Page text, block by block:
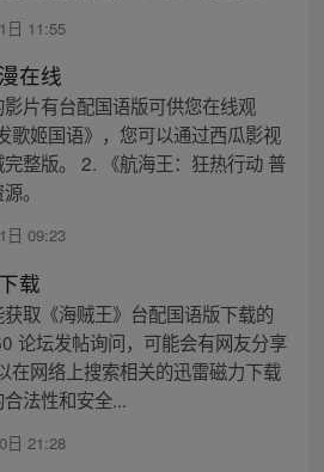
日 11:55
在线
片有台配国语版可供您在线观
歌姬国语》，您可以通过西瓜影视
整版。 2. 《航海王：狂热行动 普
。
日 09:23
载
取《海贼王》台配国语版下载的
论坛发帖询问，可能会有网友分享
在网络上搜索相关的迅雷磁力下载
法性和安全...
日 21:28